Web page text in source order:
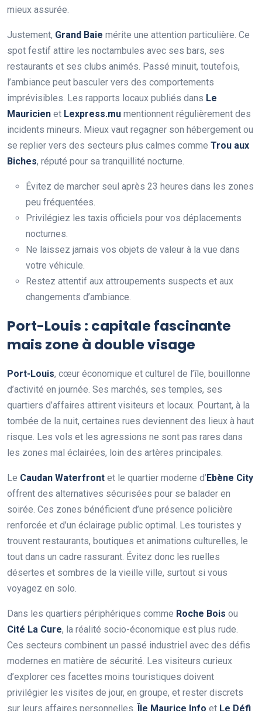
mieux assurée.
Justement, Grand Baie mérite une attention particulière. Ce
spot festif attire les noctambules avec ses bars, ses
restaurants et ses clubs animés. Passé minuit, toutefois,
l’ambiance peut basculer vers des comportements
imprévisibles. Les rapports locaux publiés dans Le
Mauricien et Lexpress.mu mentionnent régulièrement des
incidents mineurs. Mieux vaut regagner son hébergement ou
se replier vers des secteurs plus calmes comme Trou aux
Biches, réputé pour sa tranquillité nocturne.
Évitez de marcher seul après 23 heures dans les zones
peu fréquentées.
Privilégiez les taxis officiels pour vos déplacements
nocturnes.
Ne laissez jamais vos objets de valeur à la vue dans
votre véhicule.
Restez attentif aux attroupements suspects et aux
changements d’ambiance.
Port-Louis : capitale fascinante
mais zone à double visage
Port-Louis, cœur économique et culturel de l’île, bouillonne
d’activité en journée. Ses marchés, ses temples, ses
quartiers d’affaires attirent visiteurs et locaux. Pourtant, à la
tombée de la nuit, certaines rues deviennent des lieux à haut
risque. Les vols et les agressions ne sont pas rares dans
les zones mal éclairées, loin des artères principales.
Le Caudan Waterfront et le quartier moderne d’Ebène City
offrent des alternatives sécurisées pour se balader en
soirée. Ces zones bénéficient d’une présence policière
renforcée et d’un éclairage public optimal. Les touristes y
trouvent restaurants, boutiques et animations culturelles, le
tout dans un cadre rassurant. Évitez donc les ruelles
désertes et sombres de la vieille ville, surtout si vous
voyagez en solo.
Dans les quartiers périphériques comme Roche Bois ou
Cité La Cure, la réalité socio-économique est plus rude.
Ces secteurs combinent un passé industriel avec des défis
modernes en matière de sécurité. Les visiteurs curieux
d’explorer ces facettes moins touristiques doivent
privilégier les visites de jour, en groupe, et rester discrets
sur leurs affaires personnelles. Île Maurice Info et Le Défi